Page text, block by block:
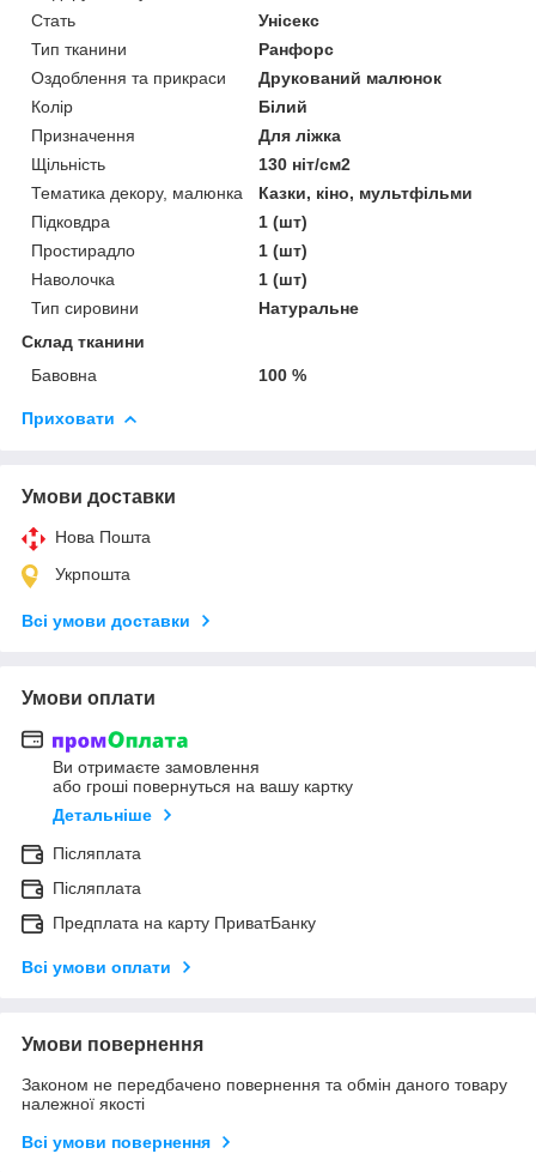
Стать
Унісекс
Тип тканини
Ранфорс
Оздоблення та прикраси
Друкований малюнок
Колір
Білий
Призначення
Для ліжка
Щільність
130 ніт/см2
Тематика декору, малюнка
Казки, кіно, мультфільми
Підковдра
1 (шт)
Простирадло
1 (шт)
Наволочка
1 (шт)
Тип сировини
Натуральне
Склад тканини
Бавовна
100 %
Приховати
Умови доставки
Нова Пошта
Укрпошта
Всі умови доставки
Умови оплати
Ви отримаєте замовлення
або гроші повернуться на вашу картку
Детальніше
Післяплата
Післяплата
Предплата на карту ПриватБанку
Всі умови оплати
Умови повернення
Законом не передбачено повернення та обмін даного товару
належної якості
Всі умови повернення